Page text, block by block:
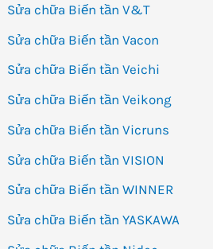
Sửa chữa Biến tần V&T
Sửa chữa Biến tần Vacon
Sửa chữa Biến tần Veichi
Sửa chữa Biến tần Veikong
Sửa chữa Biến tần Vicruns
Sửa chữa Biến tần VISION
Sửa chữa Biến tần WINNER
Sửa chữa Biến tần YASKAWA